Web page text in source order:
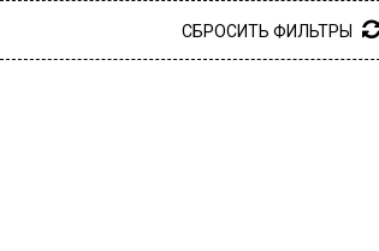
СБРОСИТЬ ФИЛЬТРЫ